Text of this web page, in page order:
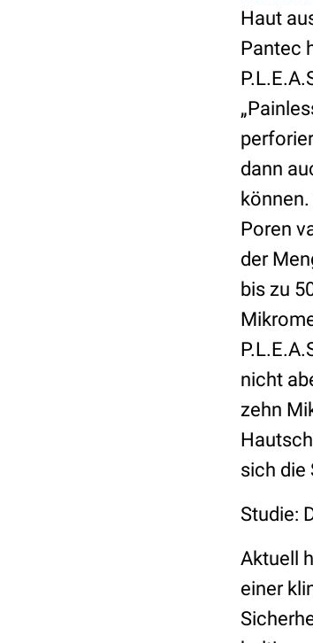
Haut
Pantec
dann
Poren
der
bis zu
nicht
zehn
sich die
Studie:
Aktuell
einer